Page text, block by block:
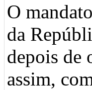
O
da
depois de
assim,